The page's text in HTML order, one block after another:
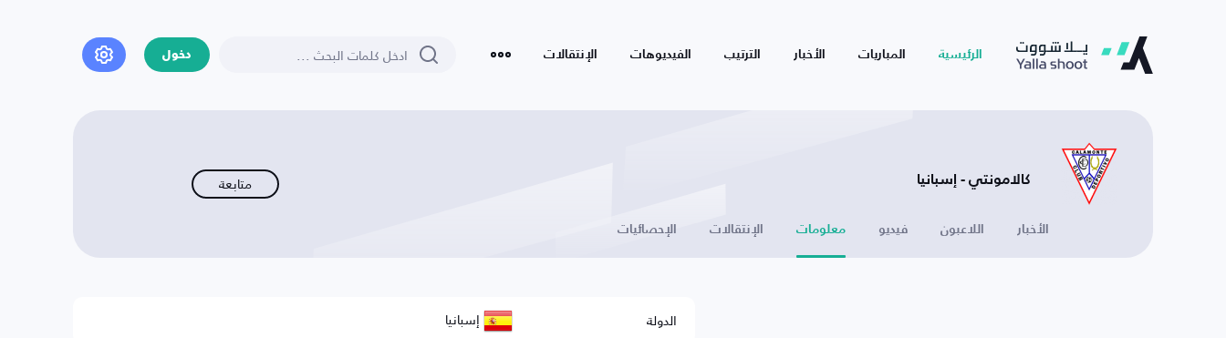
الرئيسية المباريات الأخبار الترتيب الفيديوهات الإنتقالات دخول
كالامونتي - إسبانيا متابعة
الأخبار اللاعبون فيديو معلومات الإنتقالات الإحصائيات
الدولة إسبانيا